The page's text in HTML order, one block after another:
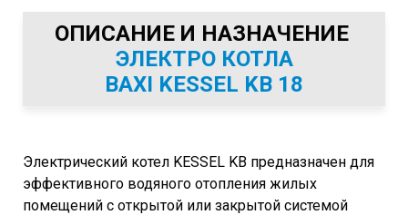
ОПИСАНИЕ И НАЗНАЧЕНИЕ
ЭЛЕКТРО КОТЛА
BAXI KESSEL KB 18
Электрический котел KESSEL KB предназначен для
эффективного водяного отопления жилых
помещений с открытой или закрытой системой